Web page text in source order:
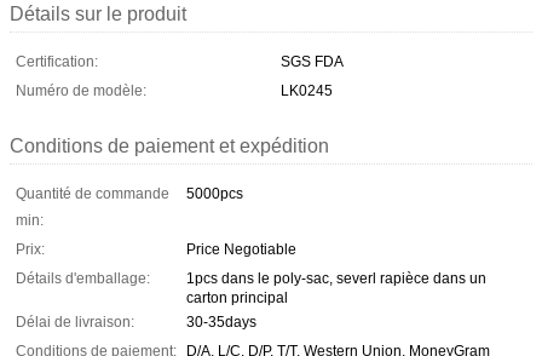
Détails sur le produit
Certification:
SGS FDA
Numéro de modèle:
LK0245
Conditions de paiement et expédition
Quantité de commande
min:
5000pcs
Prix:
Price Negotiable
Détails d'emballage:
1pcs dans le poly-sac, severl rapièce dans un
carton principal
Délai de livraison:
30-35days
Conditions de paiement:
D/A, L/C, D/P, T/T, Western Union, MoneyGram